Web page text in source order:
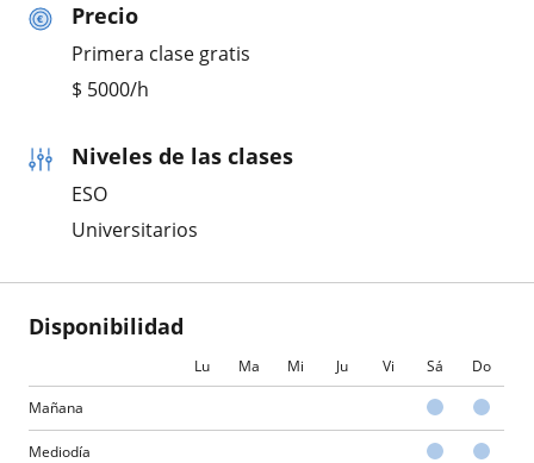
Precio
Primera clase gratis
$ 5000/h
Niveles de las clases
ESO
Universitarios
Disponibilidad
Lu Ma Mi Ju Vi Sá Do
Mañana
Mediodía